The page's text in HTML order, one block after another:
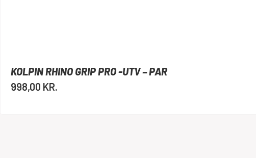
KOLPIN RHINO GRIP PRO -UTV – PAR
998,00 KR.